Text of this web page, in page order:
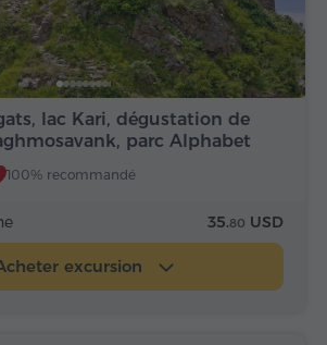
lac Kari, dégustation de
parc Alphabet
100% recommandé
35.80 USD
excursion